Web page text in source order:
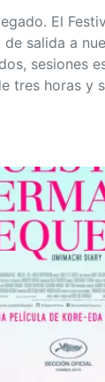
El
salida a
sesiones
tres horas y